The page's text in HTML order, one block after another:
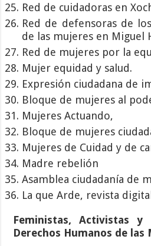
Red de cuidadoras en
Red de defensoras de
de las mujeres en Miguel
Red de mujeres por la
Mujer equidad y salud.
Expresión ciudadana de
Bloque de mujeres al
Mujeres Actuando,
Bloque de mujeres
Mujeres de Cuidad y de
Madre rebelión
Asamblea ciudadanía de
La que Arde, revista digital
Feministas, Activistas y
Derechos Humanos de las